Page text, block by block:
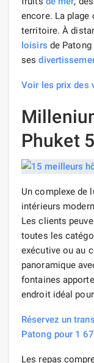
encore. La plage
territoire. À
loisirs de
ses
Voir les prix des
Phuket
Un complexe de
intérieurs
Les clients
toutes les
exécutive ou au
panoramique
fontaines
endroit idéal
Réservez un
Patong pour 1
Les repas